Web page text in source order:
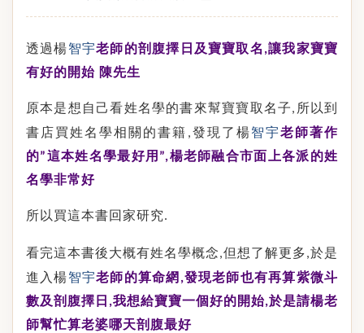
透過楊智宇老師的剖腹擇日及寶寶取名 ,讓我家寶寶
有好的開始 陳先生
原本是想自己看姓名學的書來幫寶寶取名子, 所以到
書店買姓名學相關的書籍 ,發現了楊智宇老師著作
的”這本姓名學最好用 ”,楊老師融合市面上各派的姓
名學非常好
所以買這本書回家研究.
看完這本書後大概有姓名學概念,但想了解更多,於是
進入楊智宇老師的算命網,發現老師也有再算紫微斗
數及剖腹擇日 ,我想給寶寶一個好的開始,於是請楊老
師幫忙算老婆哪天剖腹最好